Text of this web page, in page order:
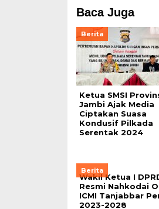
Baca Juga
Berita
Ketua SMSI
Jambi Ajak Media
Ciptakan Suasa
Kondusif Pilkada
Serentak 2024
Berita
Wakil Ketua I
Resmi Nahkodai
ICMI Tanjabbar
2023-2028